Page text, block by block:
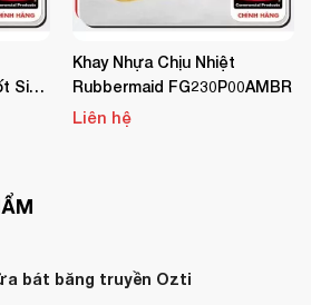
Size
Khay Nhựa Chịu Nhiệt
Rubbermaid FG230P00AMBR
Liên hệ
bát băng truyền Ozti